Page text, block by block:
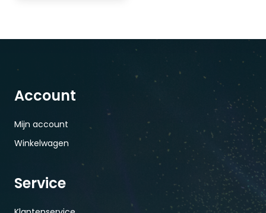
Account
Mijn account
Winkelwagen
Service